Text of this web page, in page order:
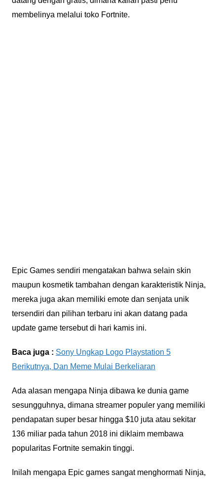
membelinya melalui toko Fortnite.
Epic Games sendiri mengatakan bahwa selain skin
maupun kosmetik tambahan dengan karakteristik Ninja,
mereka juga akan memiliki emote dan senjata unik
tersendiri dan pilihan terbaru ini akan datang pada
update game tersebut di hari kamis ini.
Baca juga : Sony Ungkap Logo Playstation 5
Berikutnya, Dan Meme Mulai Berkeliaran
Ada alasan mengapa Ninja dibawa ke dunia game
sesungguhnya, dimana streamer populer yang memiliki
pendapatan super besar hingga $10 juta atau sekitar
136 miliar pada tahun 2018 ini diklaim membawa
popularitas Fortnite semakin tinggi.
Inilah mengapa Epic games sangat menghormati Ninja,